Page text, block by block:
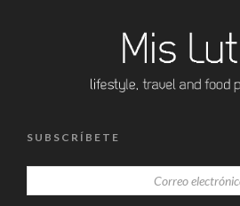
SUBSCRÍBETE